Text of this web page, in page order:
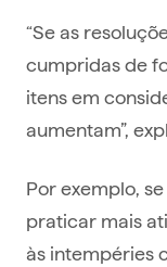
“Se as
cumpridas de
itens em
aumentam”,
Por exemplo,
praticar mais
às intempéries